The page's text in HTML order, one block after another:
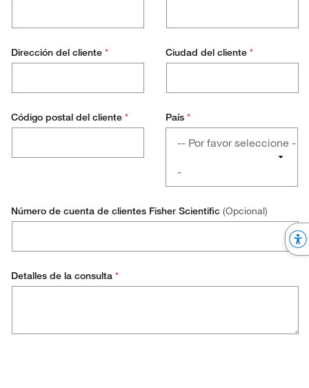
Técnico de laboratorio
Operaciones / Gestión
Gerente de Tiendas
Gerente de Calidad
Dirección del cliente * Ciudad del cliente *
Código postal del cliente * País *
-- Por favor seleccione -
-
Finland
Número de cuenta de clientes Fisher Scientific (Opcional)
Detalles de la consulta *